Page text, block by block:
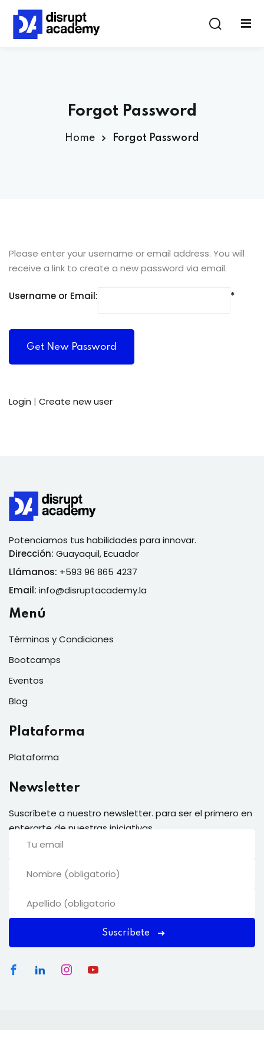
Forgot Password
Home Forgot Password
Please enter your username or email address. You will
receive a link to create a new password via email.
Username or Email:
Login | Create new user
Potenciamos tus habilidades para innovar.
Dirección: Guayaquil, Ecuador
Llámanos: +593 96 865 4237
Email: info@disruptacademy.la
Menú
Términos y Condiciones
Bootcamps
Eventos
Blog
Plataforma
Plataforma
Newsletter
Suscríbete a nuestro newsletter. para ser el primero en
enterarte de nuestras iniciativas.
Suscríbete